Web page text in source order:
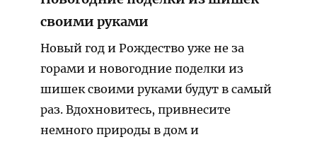
своими руками
Новый год и Рождество уже не за
горами и новогодние поделки из
шишек своими руками будут в самый
раз. Вдохновитесь, привнесите
немного природы в дом и